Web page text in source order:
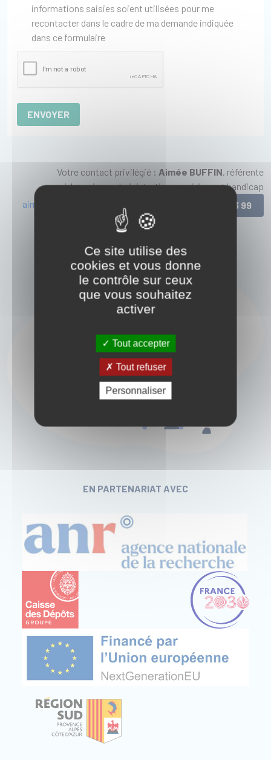
informations saisies soient utilisées pour me
recontacter dans le cadre de ma demande indiquée
dans ce formulaire
ENVOYER
Votre contact privilégié : Aimée BUFFIN, référente
pédagogique administrative numérique et handicap
aimee.buffin@pole-innovalliance.com
06 25 31 83 99
EN PARTENARIAT AVEC
Ce site utilise des
cookies et vous donne
le contrôle sur ceux
que vous souhaitez
activer
Tout accepter
Tout refuser
Personnaliser